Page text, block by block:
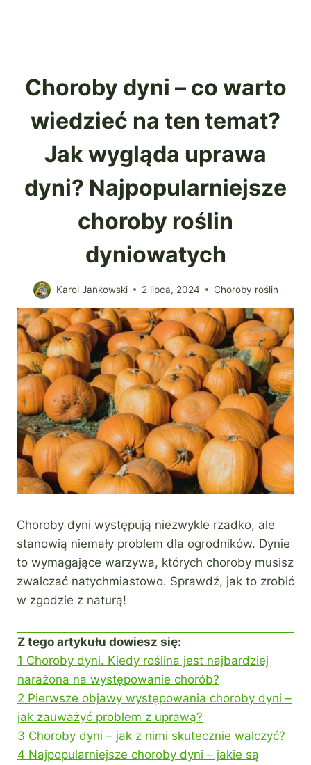
Choroby dyni – co warto
wiedzieć na ten temat?
Jak wygląda uprawa
dyni? Najpopularniejsze
choroby roślin
dyniowatych
Karol Jankowski 2 lipca, 2024 Choroby roślin
Choroby dyni występują niezwykle rzadko, ale
stanowią niemały problem dla ogrodników. Dynie
to wymagające warzywa, których choroby musisz
zwalczać natychmiastowo. Sprawdź, jak to zrobić
w zgodzie z naturą!
Z tego artykułu dowiesz się:
1 Choroby dyni. Kiedy roślina jest najbardziej
narażona na występowanie chorób?
2 Pierwsze objawy występowania choroby dyni –
jak zauważyć problem z uprawą?
3 Choroby dyni – jak z nimi skutecznie walczyć?
4 Najpopularniejsze choroby dyni – jakie są